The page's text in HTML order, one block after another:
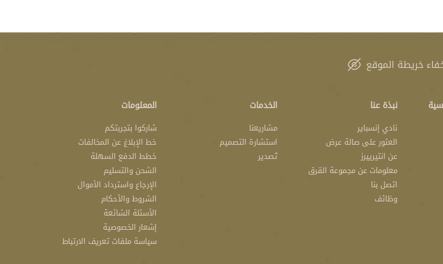
خريطة الموقع
نبذة عنا
نادي إنسباير
العثور على صالة عرض
عن انتيرييرز
معلومات عن مجموعة القرق
اتصل بنا
وظائف
الخدمات
مشاريعنا
استشارة التصميم
تَصدير
المعلومات
شاركوا بتجربتكم
خط الإبلاغ عن المخالفات
خطط الدفع السهلة
الشحن والتسليم
الإرجاع واسترداد الأموال
الشروط والأحكام
الأسئلة الشائعة
إشعار الخصوصية
سياسة ملفات تعريف الارتباط